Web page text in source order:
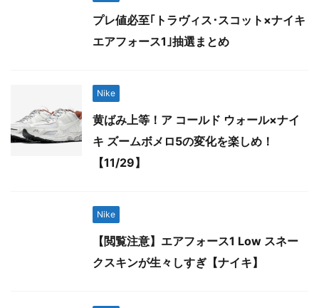
プレ値必至｢トラヴィス･スコット×ナイキ
エアフォース1｣抽選まとめ
Nike
黄ばみ上等！ア コールド ウォール×ナイ
キ ズームボメロ5の変化を楽しめ！
【11/29】
Nike
【閲覧注意】エアフォース1 Low スネー
クスキンが生々しすぎ【ナイキ】